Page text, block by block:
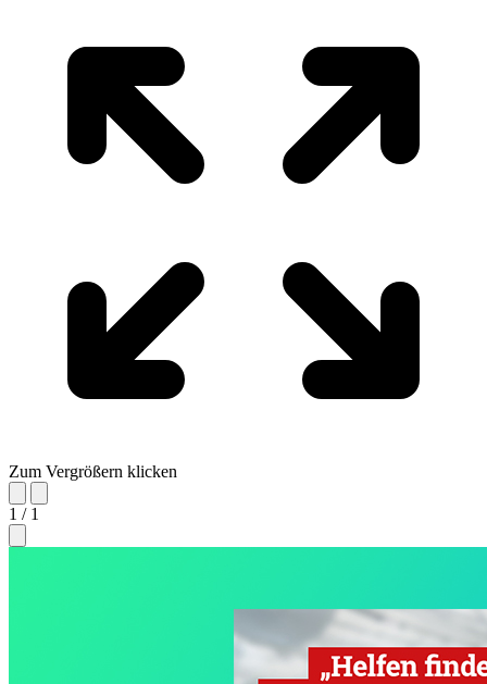
Zum Vergrößern klicken
1 / 1